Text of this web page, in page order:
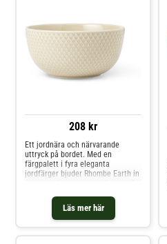
208 kr
Läs mer här
Ett jordnära och närvarande
uttryck på bordet. Med en
färgpalett i fyra eleganta
jordfärger bjuder Rhombe Earth in
lägga märke till skönheten i
servisen. Seriens mellanskål på 13
cm i diameter finns i två